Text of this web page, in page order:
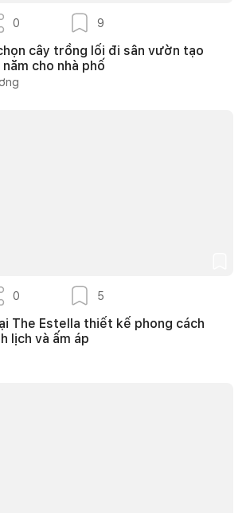
0 9
cây trồng lối đi sân vườn tạo
cho nhà phố
0 5
The Estella thiết kế phong cách
lịch và ấm áp